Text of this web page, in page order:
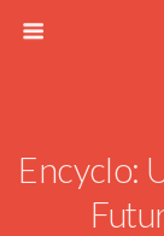
Encyclo: